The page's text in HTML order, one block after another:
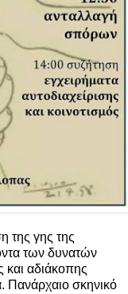
της γης της
των δυνατών
και αδιάκοπης
σκηνικό